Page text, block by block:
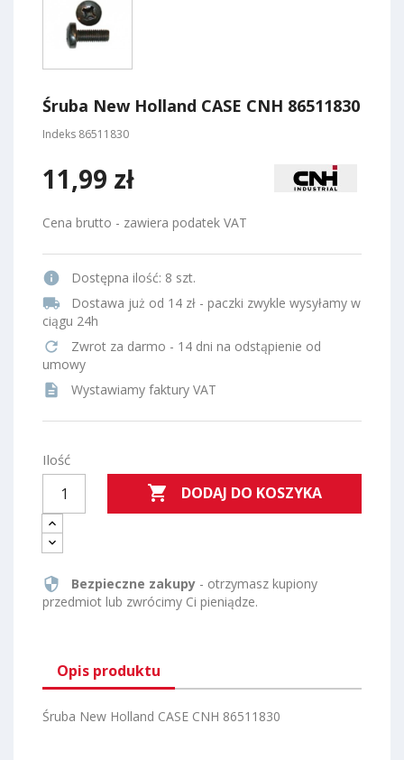
Śruba New Holland CASE CNH 86511830
Indeks 86511830
11,99 zł
Cena brutto - zawiera podatek VAT
info Dostępna ilość: 8 szt.
local_shipping
Dostawa już od 14 zł - paczki zwykle wysyłamy w
ciągu 24h
refresh
Zwrot za darmo - 14 dni na odstąpienie od
umowy
description Wystawiamy faktury VAT
Ilość
 DODAJ DO KOSZYKA
security Bezpieczne zakupy - otrzymasz kupiony
przedmiot lub zwrócimy Ci pieniądze.
Opis produktu
Śruba New Holland CASE CNH 86511830